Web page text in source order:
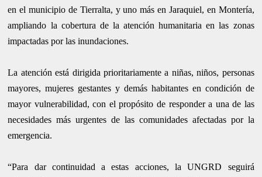
en el municipio de Tierralta, y uno más en Jaraquiel, en Montería,
ampliando la cobertura de la atención humanitaria en las zonas
impactadas por las inundaciones.
La atención está dirigida prioritariamente a niñas, niños, personas
mayores, mujeres gestantes y demás habitantes en condición de
mayor vulnerabilidad, con el propósito de responder a una de las
necesidades más urgentes de las comunidades afectadas por la
emergencia.
“Para dar continuidad a estas acciones, la UNGRD seguirá